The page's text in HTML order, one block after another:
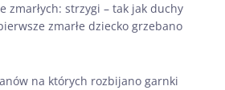
zmarłych: strzygi – tak jak duchy
zmarłe dziecko grzebano
na których rozbijano garnki